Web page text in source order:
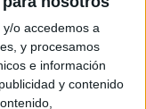
o accedemos a
y procesamos
e información
y contenido